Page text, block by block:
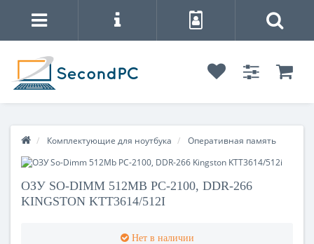
Комплектующие для ноутбука Оперативная память
ОЗУ SO-DIMM 512MB PC-2100, DDR-266
KINGSTON KTT3614/512I
Нет в наличии